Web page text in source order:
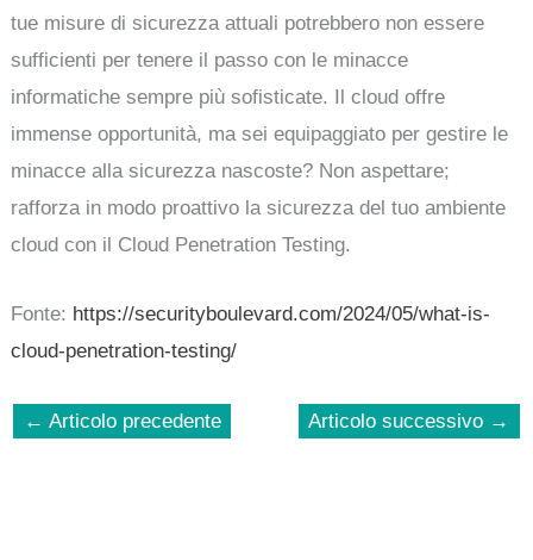
tue misure di sicurezza attuali potrebbero non essere
sufficienti per tenere il passo con le minacce
informatiche sempre più sofisticate. Il cloud offre
immense opportunità, ma sei equipaggiato per gestire le
minacce alla sicurezza nascoste? Non aspettare;
rafforza in modo proattivo la sicurezza del tuo ambiente
cloud con il Cloud Penetration Testing.
Fonte: https://securityboulevard.com/2024/05/what-is-
cloud-penetration-testing/
← Articolo precedente Articolo successivo →